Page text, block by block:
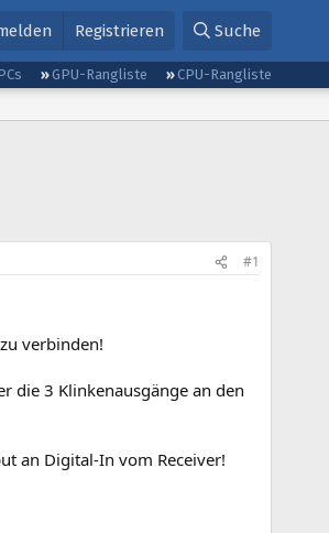
Registrieren Suche
GPU-Rangliste
CPU-Rangliste
#1
verbinden!
die 3 Klinkenausgänge an den
an Digital-In vom Receiver!